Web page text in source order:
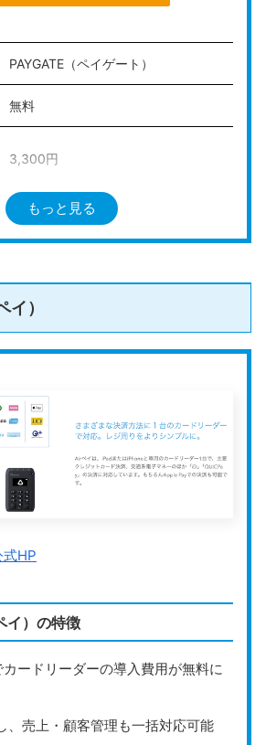
置き型「Square レジスター」
決済額が3,000万円以下であればVi
決済手数料が2.5％
ている事業者にもおすすめです。
ったiOSだけでなく、A
も対応。導入がシンプル
的な運用にも対応できる
です。
ウント作成ですぐに始めらる／
PAYGATE（ペイゲート）
無料
3,300円
クレジットカード：1.98〜3.24%
電子マネー：3.24％
クレジットカード：VISA、JCBなど
月2回（QRコード決済は月1回）
株式会社スマレジ
シュレス決済手段を一括管理できる
。クレジットカード、QRコード決
応えます。
にスマレジと連携され、 売上管理が
もっと見る
）
HP
イ）の特徴
ードリーダーの導入費用が無料に
、売上・顧客管理も一括対応可能